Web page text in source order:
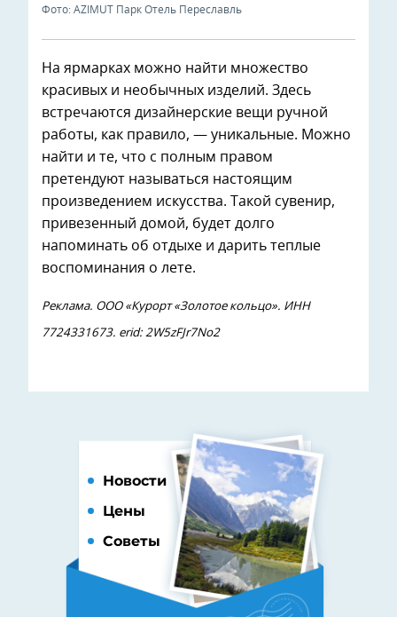
Фото: AZIMUT Парк Отель Переславль
На ярмарках можно найти множество
красивых и необычных изделий. Здесь
встречаются дизайнерские вещи ручной
работы, как правило, — уникальные. Можно
найти и те, что с полным правом
претендуют называться настоящим
произведением искусства. Такой сувенир,
привезенный домой, будет долго
напоминать об отдыхе и дарить теплые
воспоминания о лете.
Реклама. ООО «Курорт «Золотое кольцо». ИНН
7724331673. erid: 2W5zFJr7No2
Новости
Цены
Советы